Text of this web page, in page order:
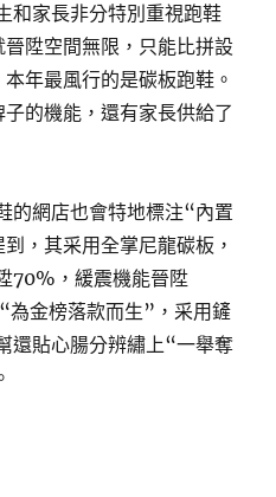
和家長非分特別重視跑鞋
陞空間無限，只能比拼設
年最風行的是碳板跑鞋。
的機能，還有家長供給了
的網店也會特地標注“內置
，其采用全掌尼龍碳板，
70%，緩震機能晉陞
金榜落款而生”，采用鏟
還貼心腸分辨繡上“一舉奪